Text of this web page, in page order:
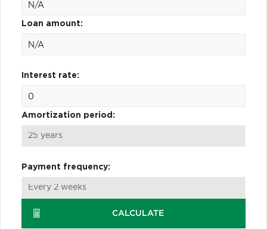
Loan amount:
Interest rate:
Amortization period:
Payment frequency:
CALCULATE